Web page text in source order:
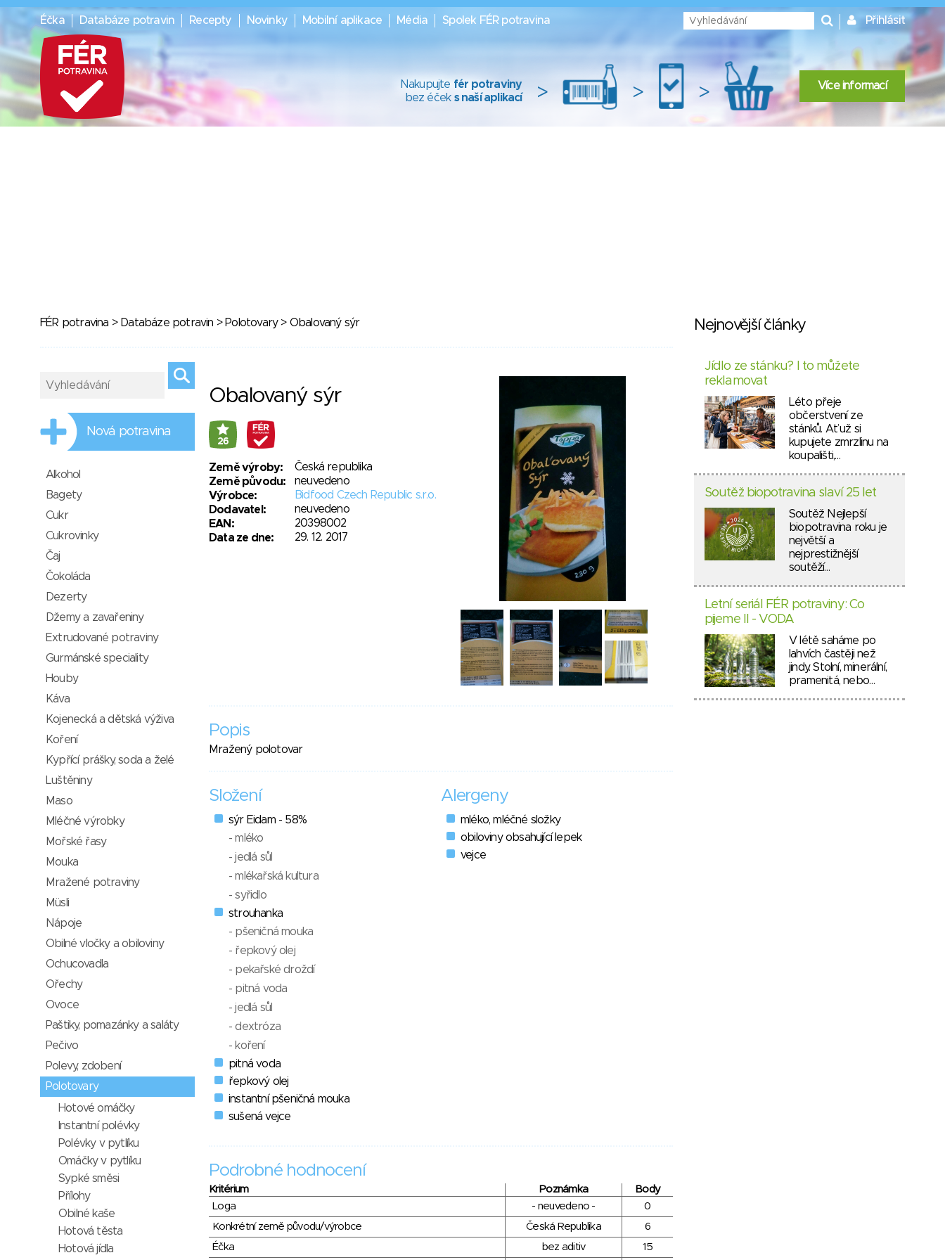
Éčka Databáze potravin Recepty Novinky Mobilní aplikace Média Spolek FÉR potravina Přihlásit
Nakupujte fér potraviny
bez éček s naší aplikací > > > Více informací
FÉR potravina > Databáze potravin > Polotovary> Obalovaný sýr
Obalovaný sýr
26
Země výroby:
Česká republika
Země původu:
neuvedeno
Výrobce:
Bidfood Czech Republic s.r.o.
Dodavatel:
neuvedeno
EAN:
20398002
Data ze dne:
29. 12. 2017
Popis
Mražený polotovar
Složení
sýr Eidam - 58%
- mléko
- jedlá sůl
- mlékařská kultura
- syřidlo
strouhanka
- pšeničná mouka
- řepkový olej
- pekařské droždí
- pitná voda
- jedlá sůl
- dextróza
- koření
pitná voda
řepkový olej
instantní pšeničná mouka
sušená vejce
Alergeny
mléko, mléčné složky
obiloviny obsahující lepek
vejce
Podrobné hodnocení
Kritérium Poznámka
Body
Loga
- neuvedeno -
0
Konkrétní země původu/výrobce
Česká Republika
6
Éčka
bez aditiv
15
Nová potravina
Alkohol
Bagety
Cukr
Cukrovinky
Čaj
Čokoláda
Dezerty
Džemy a zavařeniny
Extrudované potraviny
Gurmánské speciality
Houby
Káva
Kojenecká a dětská výživa
Koření
Kypřící prášky, soda a želé
Luštěniny
Maso
Mléčné výrobky
Mořské řasy
Mouka
Mražené potraviny
Müsli
Nápoje
Obilné vločky a obiloviny
Ochucovadla
Ořechy
Ovoce
Paštiky, pomazánky a saláty
Pečivo
Polevy, zdobení
Polotovary
Hotové omáčky
Instantní polévky
Polévky v pytlíku
Omáčky v pytlíku
Sypké směsi
Přílohy
Obilné kaše
Hotová těsta
Hotová jídla
Nejnovější články
Jídlo ze stánku? I to můžete
reklamovat
Léto přeje
občerstvení ze
stánků. Ať už si
kupujete zmrzlinu na
koupališti,…
Soutěž biopotravina slaví 25 let
Soutěž Nejlepší
biopotravina roku je
největší a
nejprestižnější
soutěží…
Letní seriál FÉR potraviny: Co
pijeme II - VODA
V létě saháme po
lahvích častěji než
jindy. Stolní, minerální,
pramenitá, nebo…